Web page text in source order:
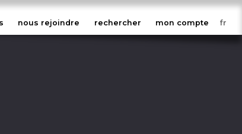
nous rejoindre rechercher mon compte